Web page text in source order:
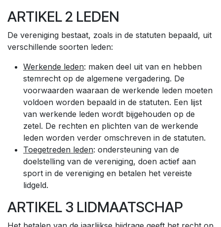
ARTIKEL 2 LEDEN
De vereniging bestaat, zoals in de statuten bepaald, uit
verschillende soorten leden:
Werkende leden: maken deel uit van en hebben
stemrecht op de algemene vergadering. De
voorwaarden waaraan de werkende leden moeten
voldoen worden bepaald in de statuten. Een lijst
van werkende leden wordt bijgehouden op de
zetel. De rechten en plichten van de werkende
leden worden verder omschreven in de statuten.
Toegetreden leden: ondersteuning van de
doelstelling van de vereniging, doen actief aan
sport in de vereniging en betalen het vereiste
lidgeld.
ARTIKEL 3 LIDMAATSCHAP